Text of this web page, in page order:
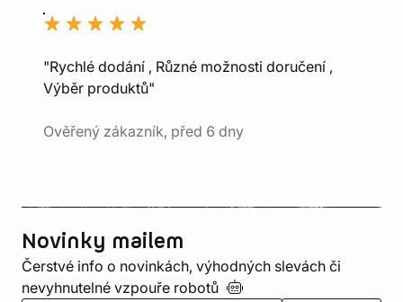
"Rychlé dodání , Různé možnosti doručení ,
Výběr produktů"
Ověřený zákazník, před 6 dny
Novinky mailem
Čerstvé info o novinkách, výhodných slevách či
nevyhnutelné vzpouře robotů